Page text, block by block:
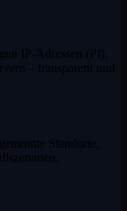
IP-Adressen (PI),
– transparent und
Standorte,